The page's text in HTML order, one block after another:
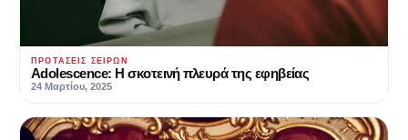
ΠΡΟΤΆΣΕΙΣ ΣΕΙΡΏΝ
Adolescence: Η σκοτεινή πλευρά της εφηβείας
24 Μαρτίου, 2025